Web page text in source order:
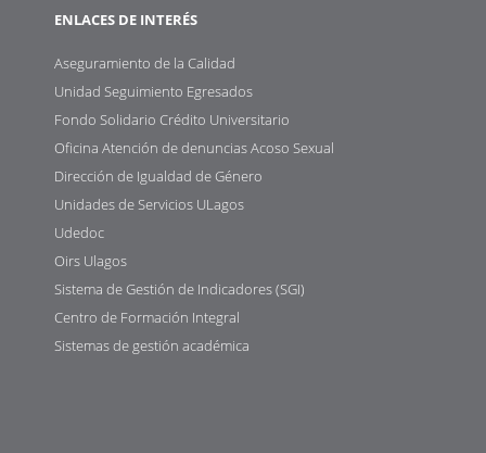
ENLACES DE INTERÉS
Aseguramiento de la Calidad
Unidad Seguimiento Egresados
Fondo Solidario Crédito Universitario
Oficina Atención de denuncias Acoso Sexual
Dirección de Igualdad de Género
Unidades de Servicios ULagos
Udedoc
Oirs Ulagos
Sistema de Gestión de Indicadores (SGI)
Centro de Formación Integral
Sistemas de gestión académica